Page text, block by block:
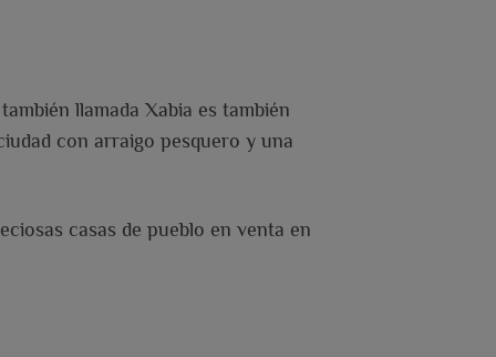
llamada Xabia es también
con arraigo pesquero y una
casas de pueblo en venta en